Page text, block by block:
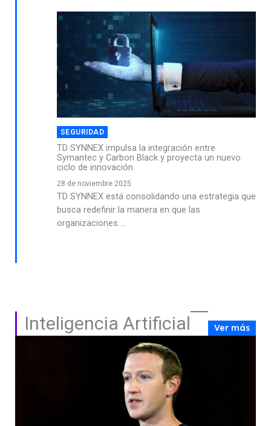
SEGURIDAD
TD SYNNEX impulsa la integración entre
Symantec y Carbon Black y proyecta un nuevo
ciclo de innovación
28 de noviembre 2025
TD SYNNEX está consolidando una estrategia que
busca redefinir la manera en que las
organizaciones ...
Inteligencia Artificial Ver más